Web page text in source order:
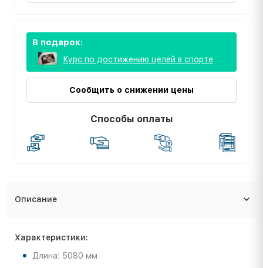
В подарок:
Курс по достижению целей в спорте
Сообщить о снижении цены
Способы оплаты
Описание
Характеристики:
Длина: 5080 мм